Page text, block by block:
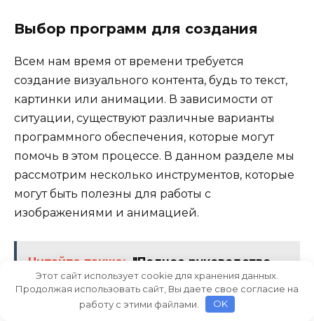
Выбор программ для создания
Всем нам время от времени требуется
создание визуального контента, будь то текст,
картинки или анимации. В зависимости от
ситуации, существуют различные варианты
программного обеспечения, которые могут
помочь в этом процессе. В данном разделе мы
рассмотрим несколько инструментов, которые
могут быть полезны для работы с
изображениями и анимацией.
Читайте также: "Полное руководство
по использованию инструмента Уровни
в Photoshop для начинающих
Этот сайт использует cookie для хранения данных.
Продолжая использовать сайт, Вы даете свое согласие на
работу с этими файлами.
OK